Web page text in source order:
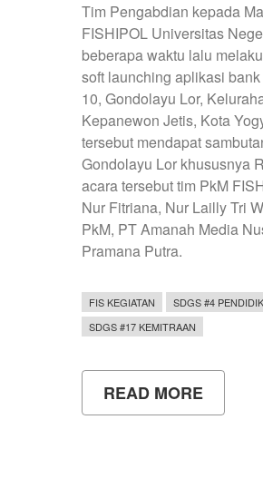
Tim Pengabdian kepada
FISHIPOL Universitas
beberapa waktu lalu
soft launching aplikasi
10, Gondolayu Lor,
Kepanewon Jetis, Kota
tersebut mendapat
Gondolayu Lor khususnya
acara tersebut tim PkM
Nur Fitriana, Nur Lailly Tri
PkM, PT Amanah Media
Pramana Putra.
FIS KEGIATAN
SDGS #4
SDGS #17 KEMITRAAN
READ MORE
TIM